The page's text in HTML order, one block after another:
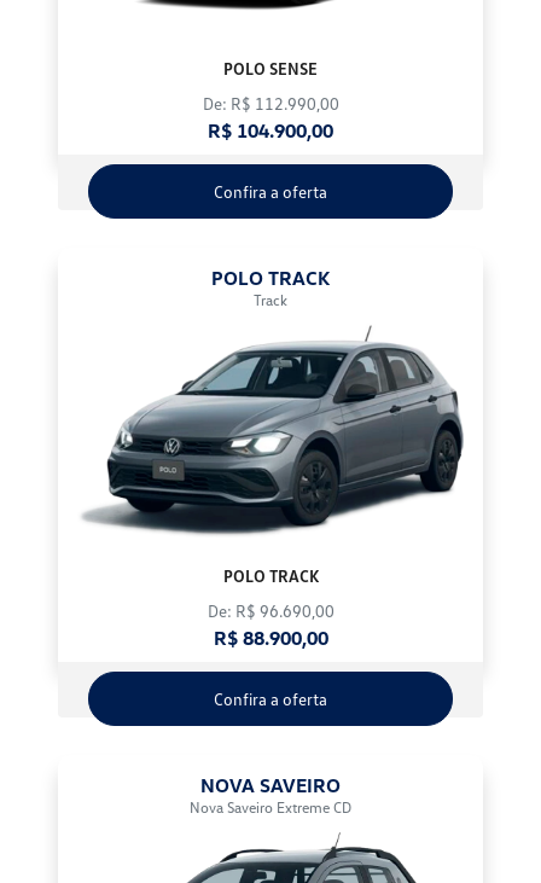
POLO SENSE
De: R$ 112.990,00
R$ 104.900,00
Confira a oferta
POLO TRACK
Track
POLO TRACK
De: R$ 96.690,00
R$ 88.900,00
Confira a oferta
NOVA SAVEIRO
Nova Saveiro Extreme CD